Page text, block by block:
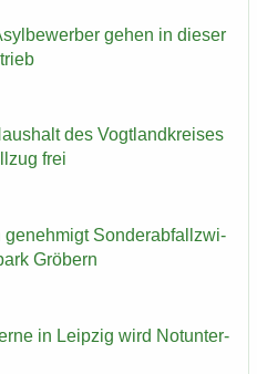
gehen in die­ser
des Vogt­land­krei­ses
frei
ge­neh­migt Son­der­ab­fall­zwi­
Grö­bern
in Leip­zig wird Not­un­ter­